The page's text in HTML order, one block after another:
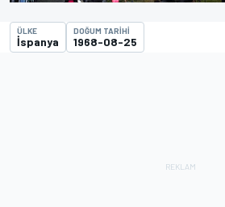
ÜLKE
İspanya
DOĞUM TARIHI
1968-08-25